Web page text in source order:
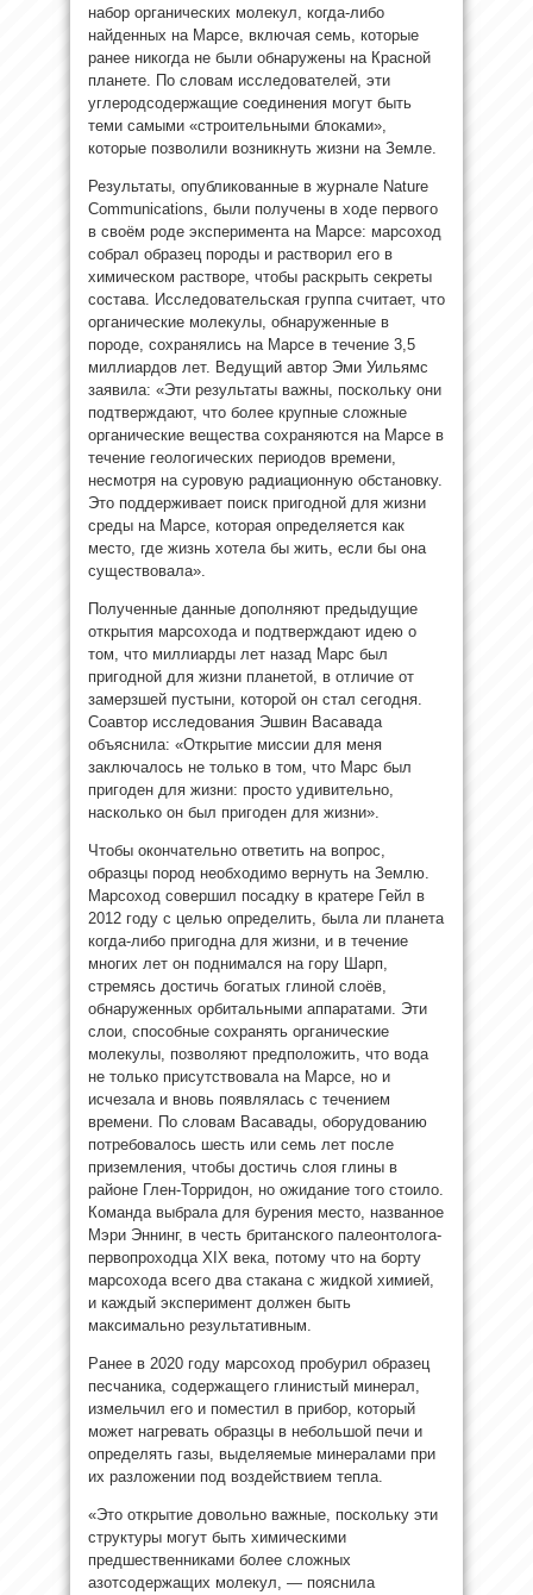
набор органических молекул, когда-либо
найденных на Марсе, включая семь, которые
ранее никогда не были обнаружены на Красной
планете. По словам исследователей, эти
углеродсодержащие соединения могут быть
теми самыми «строительными блоками»,
которые позволили возникнуть жизни на Земле.
Результаты, опубликованные в журнале Nature
Communications, были получены в ходе первого
в своём роде эксперимента на Марсе: марсоход
собрал образец породы и растворил его в
химическом растворе, чтобы раскрыть секреты
состава. Исследовательская группа считает, что
органические молекулы, обнаруженные в
породе, сохранялись на Марсе в течение 3,5
миллиардов лет. Ведущий автор Эми Уильямс
заявила: «Эти результаты важны, поскольку они
подтверждают, что более крупные сложные
органические вещества сохраняются на Марсе в
течение геологических периодов времени,
несмотря на суровую радиационную обстановку.
Это поддерживает поиск пригодной для жизни
среды на Марсе, которая определяется как
место, где жизнь хотела бы жить, если бы она
существовала».
Полученные данные дополняют предыдущие
открытия марсохода и подтверждают идею о
том, что миллиарды лет назад Марс был
пригодной для жизни планетой, в отличие от
замерзшей пустыни, которой он стал сегодня.
Соавтор исследования Эшвин Васавада
объяснила: «Открытие миссии для меня
заключалось не только в том, что Марс был
пригоден для жизни: просто удивительно,
насколько он был пригоден для жизни».
Чтобы окончательно ответить на вопрос,
образцы пород необходимо вернуть на Землю.
Марсоход совершил посадку в кратере Гейл в
2012 году с целью определить, была ли планета
когда-либо пригодна для жизни, и в течение
многих лет он поднимался на гору Шарп,
стремясь достичь богатых глиной слоёв,
обнаруженных орбитальными аппаратами. Эти
слои, способные сохранять органические
молекулы, позволяют предположить, что вода
не только присутствовала на Марсе, но и
исчезала и вновь появлялась с течением
времени. По словам Васавады, оборудованию
потребовалось шесть или семь лет после
приземления, чтобы достичь слоя глины в
районе Глен-Торридон, но ожидание того стоило.
Команда выбрала для бурения место, названное
Мэри Эннинг, в честь британского палеонтолога-
первопроходца XIX века, потому что на борту
марсохода всего два стакана с жидкой химией,
и каждый эксперимент должен быть
максимально результативным.
Ранее в 2020 году марсоход пробурил образец
песчаника, содержащего глинистый минерал,
измельчил его и поместил в прибор, который
может нагревать образцы в небольшой печи и
определять газы, выделяемые минералами при
их разложении под воздействием тепла.
«Это открытие довольно важные, поскольку эти
структуры могут быть химическими
предшественниками более сложных
азотсодержащих молекул, — пояснила